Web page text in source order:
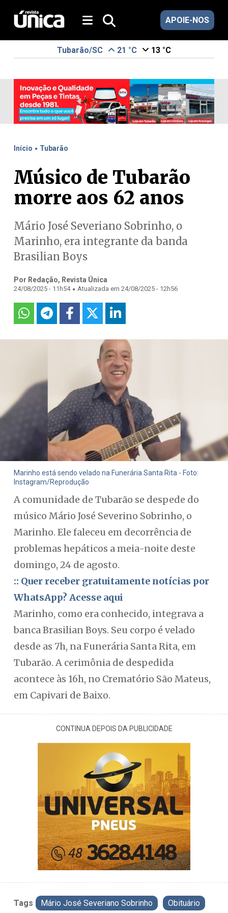
APOIE-NOS
Tubarão/SC 21 °C 13 °C
Início . Tubarão
Músico de Tubarão
morre aos 62 anos
Mário José Severiano Sobrinho, o
Marinho, era integrante da banda
Brasilian Boys
Por Redação, Revista Única
24/08/2025 - 11h54 . Atualizada em 24/08/2025 - 12h56
Marinho está sendo velado na Funerária Santa Rita - Foto:
Instagram/Reprodução
A comunidade de Tubarão se despede do
músico Mário José Severino Sobrinho, o
Marinho. Ele faleceu em decorrência de
problemas hepáticos a meia-noite deste
domingo, 24 de agosto.
:: Quer receber gratuitamente notícias por
WhatsApp? Acesse aqui
Marinho, como era conhecido, integrava a
banca Brasilian Boys. Seu corpo é velado
desde as 7h, na Funerária Santa Rita, em
Tubarão. A cerimônia de despedida
acontece às 16h, no Crematório São Mateus,
em Capivari de Baixo.
CONTINUA DEPOIS DA PUBLICIDADE
Tags Mário José Severiano Sobrinho Obituário